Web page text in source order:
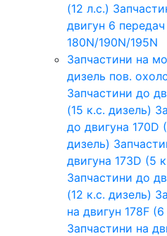
(12 л.с.)
двигун 6 передач
180N/190N/195N
Запчастини на
дизель пов.
Запчастини до
(15 к.с. дизель)
до двигуна 170D
дизель)
двигуна 173D (5
Запчастини до
(12 к.с. дизель)
на двигун 178F (6
Запчастини на